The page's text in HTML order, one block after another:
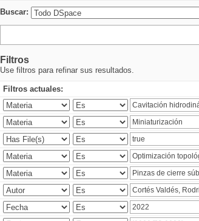
Buscar:
Filtros
Use filtros para refinar sus resultados.
Filtros actuales: